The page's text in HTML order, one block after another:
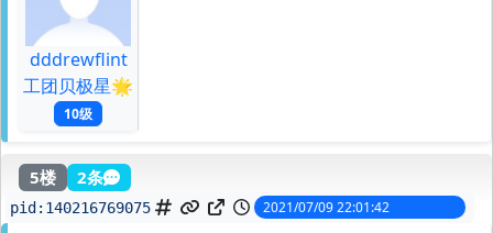
dddrewflint
工团贝极星🌟
10级
5楼 2条
pid: 140216769075 2021/07/09 22:01:42